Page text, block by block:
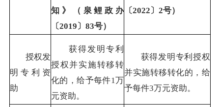
知》（泉鲤政办
〔2019 〕 83号）
〔2022 〕 2号）
授权发
明专利资
助
获得发明专利
授权并实施转移转
化的，给予每件1万
元资助。
获得发明专利授权
并实施转移转化的，给
予每件3万元资助。